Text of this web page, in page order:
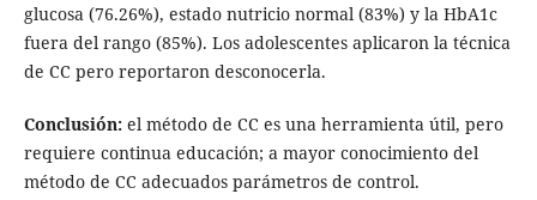
glucosa (76.26%), estado nutricio normal (83%) y la HbA1c
fuera del rango (85%). Los adolescentes aplicaron la técnica
de CC pero reportaron desconocerla.
Conclusión:el método de CC es una herramienta útil, pero
requiere continua educación; a mayor conocimiento del
método de CC adecuados parámetros de control.